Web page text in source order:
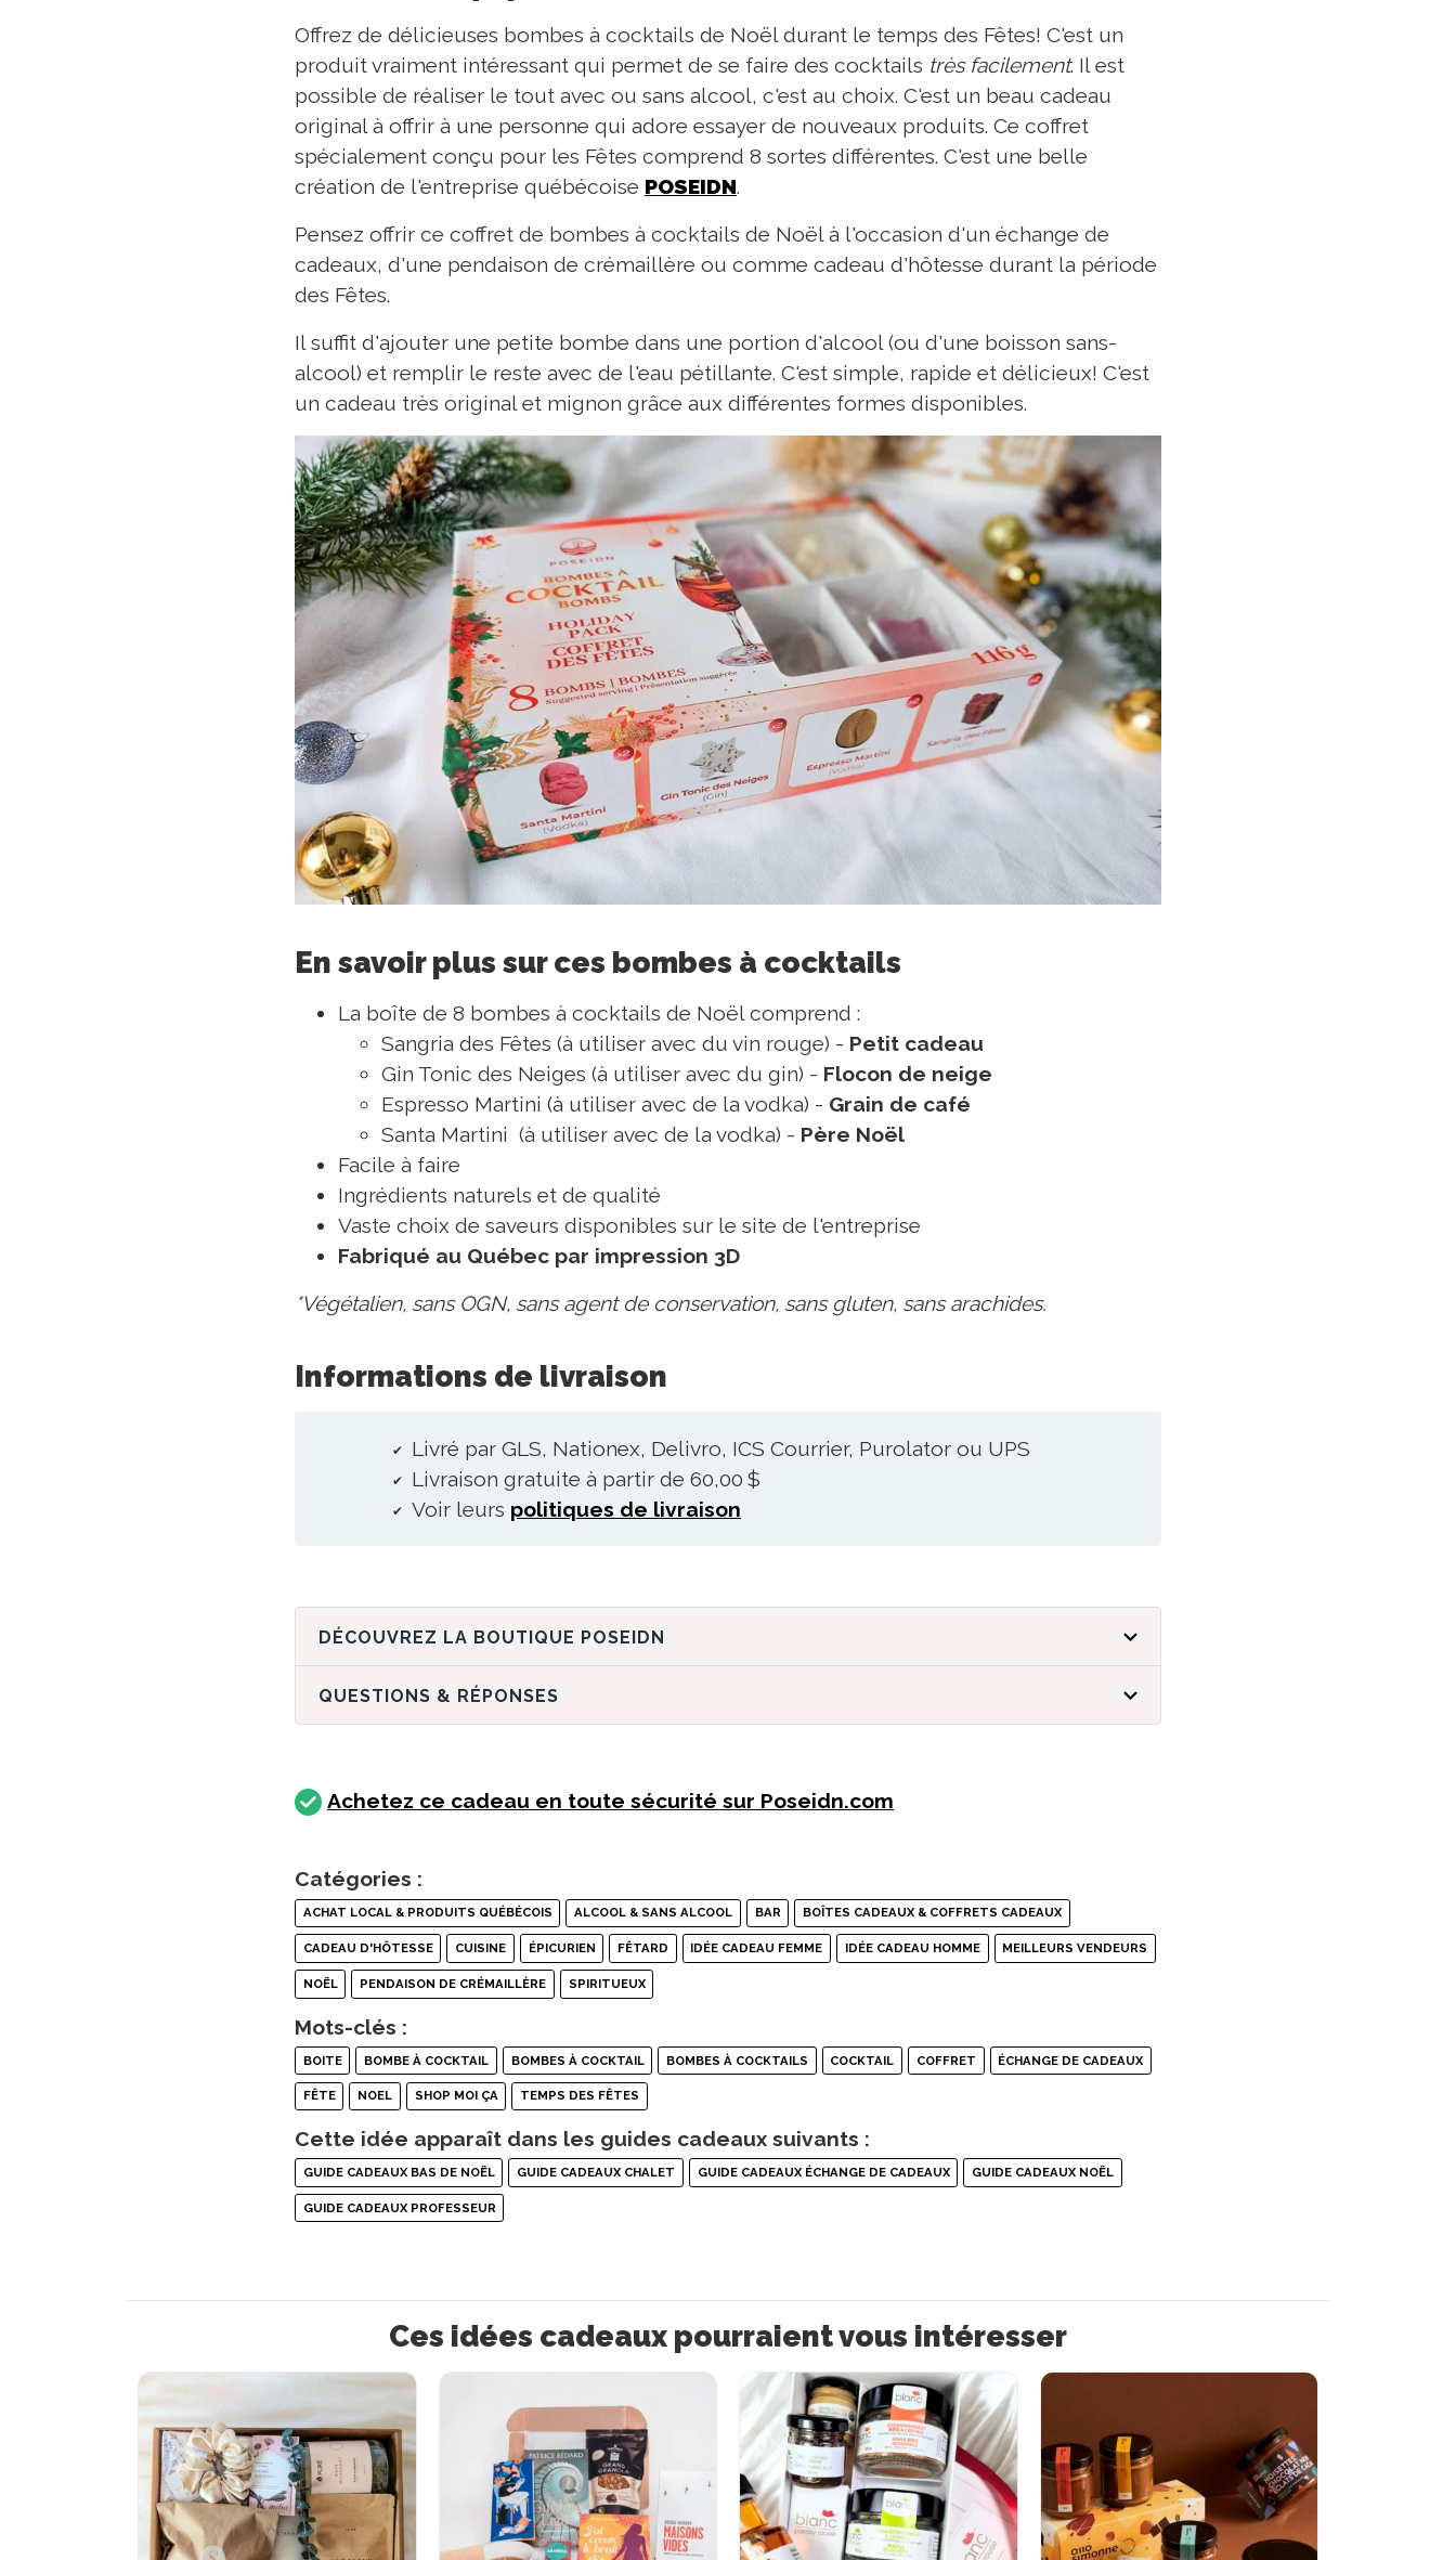
Offrez de délicieuses bombes à cocktails de Noël durant le temps des Fêtes! C'est un
produit vraiment intéressant qui permet de se faire des cocktails très facilement. Il est
possible de réaliser le tout avec ou sans alcool, c'est au choix. C'est un beau cadeau
original à offrir à une personne qui adore essayer de nouveaux produits. Ce coffret
spécialement conçu pour les Fêtes comprend 8 sortes différentes. C'est une belle
création de l'entreprise québécoise POSEIDN.
Pensez offrir ce coffret de bombes à cocktails de Noël à l'occasion d'un échange de
cadeaux, d'une pendaison de crémaillère ou comme cadeau d'hôtesse durant la période
des Fêtes.
Il suffit d'ajouter une petite bombe dans une portion d'alcool (ou d'une boisson sans-
alcool) et remplir le reste avec de l'eau pétillante. C'est simple, rapide et délicieux! C'est
un cadeau très original et mignon grâce aux différentes formes disponibles.
En savoir plus sur ces bombes à cocktails
La boîte de 8 bombes à cocktails de Noël comprend :
Sangria des Fêtes (à utiliser avec du vin rouge) - Petit cadeau
Gin Tonic des Neiges (à utiliser avec du gin) - Flocon de neige
Espresso Martini (à utiliser avec de la vodka) - Grain de café
Santa Martini (à utiliser avec de la vodka) - Père Noël
Facile à faire
Ingrédients naturels et de qualité
Vaste choix de saveurs disponibles sur le site de l'entreprise
Fabriqué au Québec par impression 3D
*Végétalien, sans OGN, sans agent de conservation, sans gluten, sans arachides.
Informations de livraison
Livré par GLS, Nationex, Delivro, ICS Courrier, Purolator ou UPS
Livraison gratuite à partir de 60,00 $
Voir leurs politiques de livraison
DÉCOUVREZ LA BOUTIQUE POSEIDN
QUESTIONS & RÉPONSES
Achetez ce cadeau en toute sécurité sur Poseidn.com
Catégories :
ACHAT LOCAL & PRODUITS QUÉBÉCOIS ALCOOL & SANS ALCOOL BAR BOÎTES CADEAUX & COFFRETS CADEAUX
CADEAU D'HÔTESSE CUISINE ÉPICURIEN FÊTARD IDÉE CADEAU FEMME IDÉE CADEAU HOMME MEILLEURS VENDEURS
NOËL PENDAISON DE CRÉMAILLÈRE SPIRITUEUX
Mots-clés :
BOITE BOMBE À COCKTAIL BOMBES À COCKTAIL BOMBES À COCKTAILS COCKTAIL COFFRET ÉCHANGE DE CADEAUX
FÊTE NOEL SHOP MOI ÇA TEMPS DES FÊTES
Cette idée apparaît dans les guides cadeaux suivants :
GUIDE CADEAUX BAS DE NOËL GUIDE CADEAUX CHALET GUIDE CADEAUX ÉCHANGE DE CADEAUX GUIDE CADEAUX NOËL
GUIDE CADEAUX PROFESSEUR
Ces idées cadeaux pourraient vous intéresser